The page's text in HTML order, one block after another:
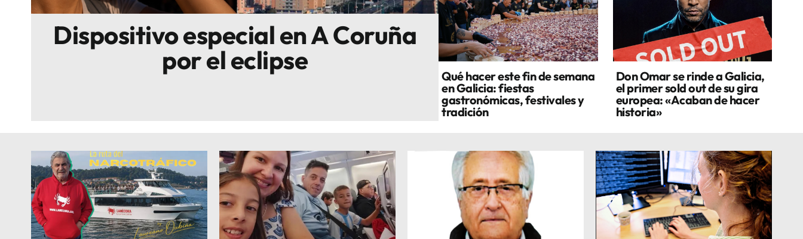
Dispositivo especial en A Coruña
por el eclipse
Qué hacer este fin de semana
en Galicia: fiestas
gastronómicas, festivales y
tradición
Don Omar se rinde a Galicia,
el primer sold out de su gira
europea: «Acaban de hacer
historia»